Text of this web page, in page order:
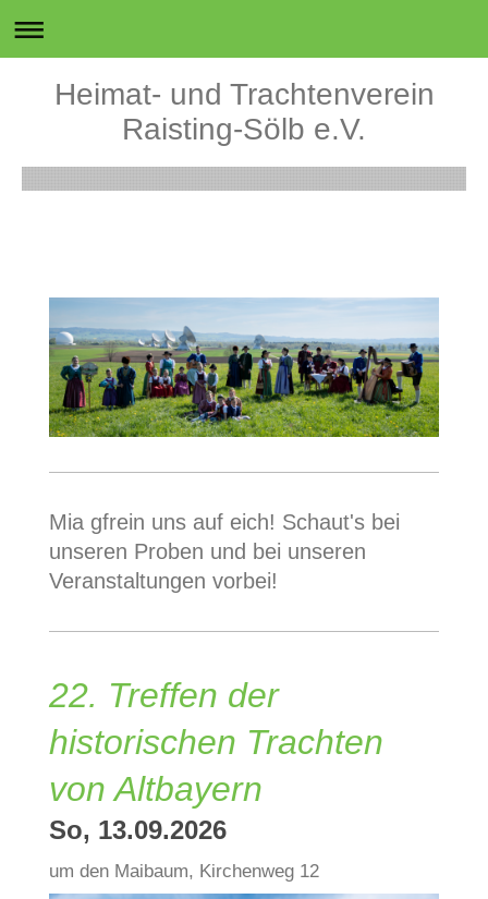
Heimat- und Trachtenverein
Raisting-Sölb e.V.
Mia gfrein uns auf eich! Schaut's bei
unseren Proben und bei unseren
Veranstaltungen vorbei!
22. Treffen der
historischen Trachten
von Altbayern
So, 13.09.2026
um den Maibaum, Kirchenweg 12